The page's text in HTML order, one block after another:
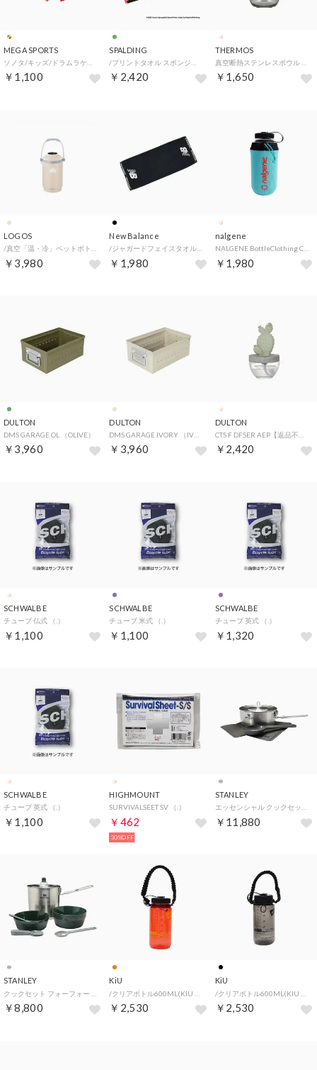
MEGA SPORTS
￥1,100
SPALDING
￥2,420
THERMOS
￥1,650
LOGOS
/真空「温・冷」ペットボトルシリンダー ベージュ （.）
￥3,980
New Balance
/ジャガードフェイスタオル スモールフライングNBロゴ （BLACK）
￥1,980
nalgene
NALGENE BottleClothing Capri Teal 広口1.0L【返品不可商品】 （Capri Teal）
￥1,980
DULTON
DMS GARAGE OL （OLIVE）
￥3,960
DULTON
￥3,960
DULTON
￥2,420
SCHWALBE
チューブ 仏式 （.）
￥1,100
SCHWALBE
チューブ 米式 （.）
￥1,100
SCHWALBE
チューブ 英式 （.）
￥1,320
SCHWALBE
チューブ 英式 （.）
￥1,100
HIGHMOUNT
SURVIVALSEET SV （.）
￥462
30%OFF
STANLEY
￥11,880
STANLEY
￥8,800
KiU
￥2,530
KiU
￥2,530